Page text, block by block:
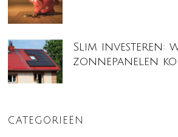
Slim investeren:
zonnepanelen
CATEGORIEËN